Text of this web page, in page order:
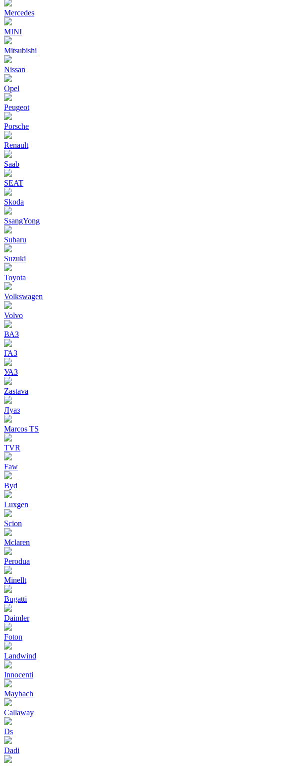
Mercedes
MINI
Mitsubishi
Nissan
Opel
Peugeot
Porsche
Renault
Saab
SEAT
Skoda
SsangYong
Subaru
Suzuki
Toyota
Volkswagen
Volvo
ВАЗ
ГАЗ
УАЗ
Zastava
Луаз
Marcos TS
TVR
Faw
Byd
Luxgen
Scion
Mclaren
Perodua
Minellt
Bugatti
Daimler
Foton
Landwind
Innocenti
Maybach
Callaway
Ds
Dadi